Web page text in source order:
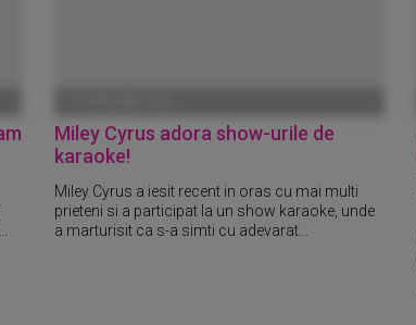
Miley Cyrus adora show-urile de
karaoke!
Miley Cyrus a iesit recent in oras cu mai multi
prieteni si a participat la un show karaoke, unde
a marturisit ca s-a simti cu adevarat...